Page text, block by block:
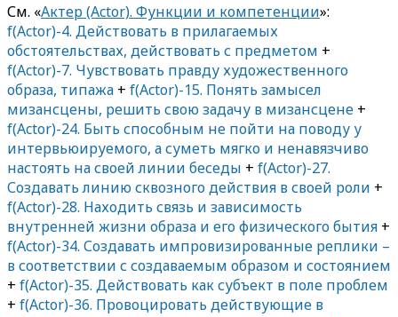
См. «Актер (Actor). Функции и компетенции»:
f(Actor)-4. Действовать в прилагаемых
обстоятельствах, действовать с предметом +
f(Actor)-7. Чувствовать правду художественного
образа, типажа + f(Actor)-15. Понять замысел
мизансцены, решить свою задачу в мизансцене +
f(Actor)-24. Быть способным не пойти на поводу у
интервьюируемого, а суметь мягко и ненавязчиво
настоять на своей линии беседы + f(Actor)-27.
Создавать линию сквозного действия в своей роли +
f(Actor)-28. Находить связь и зависимость
внутренней жизни образа и его физического бытия +
f(Actor)-34. Создавать импровизированные реплики –
в соответствии с создаваемым образом и состоянием
+ f(Actor)-35. Действовать как субъект в поле проблем
+ f(Actor)-36. Провоцировать действующие в